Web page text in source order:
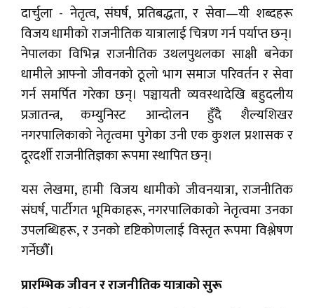
दार्चुला - नेतृत्व, संघर्ष, प्रतिबद्धता, र सेवा—यी शब्दहरू
विजय धामीको राजनीतिक यात्रालाई चित्रण गर्न पर्याप्त छन्।
नेपालका विभिन्न राजनीतिक उथलपुथलका साक्षी बनेका
धामीले आफ्नो जीवनको ठूलो भाग समाज परिवर्तन र सेवा
गर्न समर्पित गरेका छन्। पञ्चायती व्यवस्थादेखि बहुदलीय
प्रजातन्त्र, कम्युनिस्ट आन्दोलन हुँदै शैल्यशिखर
नगरपालिकाको नेतृत्वमा पुगेका उनी एक कुशल प्रशासक र
दूरदर्शी राजनीतिज्ञका रूपमा स्थापित छन्।
यस लेखमा, हामी विजय धामीको जीवनयात्रा, राजनीतिक
संघर्ष, पार्टीगत भूमिकाहरू, नगरपालिकाको नेतृत्वमा उनका
उपलब्धिहरू, र उनको दृष्टिकोणलाई विस्तृत रूपमा विश्लेषण
गर्नेछौँ।
प्रारम्भिक जीवन र राजनीतिक यात्राको सुरू